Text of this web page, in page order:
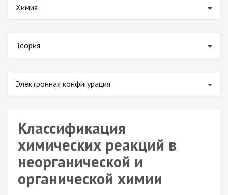
Химия
Теория
Электронная конфигурация
Классификация
химических реакций в
неорганической и
органической химии